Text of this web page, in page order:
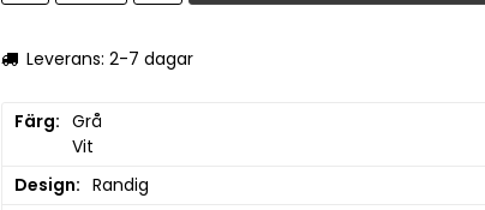
Leverans: 2-7 dagar
Färg
Grå
Vit
Design
Randig